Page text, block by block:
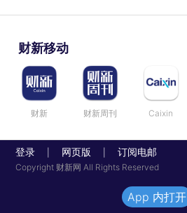
财新移动
财新 财新周刊 Caixin
登录 网页版 订阅电邮
Copyright 财新网 All Rights Reserved
App 内打开